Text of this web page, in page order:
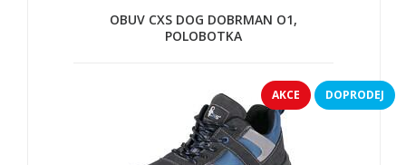
AKCE DOPRODEJ
OBUV CXS DOG DOBRMAN O1,
POLOBOTKA